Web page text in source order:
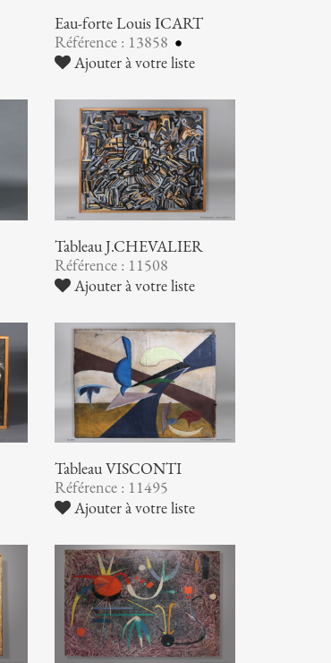
Eau-forte Louis ICART
Référence : 13858
Ajouter à votre liste
Tableau J.CHEVALIER
Référence : 11508
Ajouter à votre liste
Tableau VISCONTI
Référence : 11495
Ajouter à votre liste